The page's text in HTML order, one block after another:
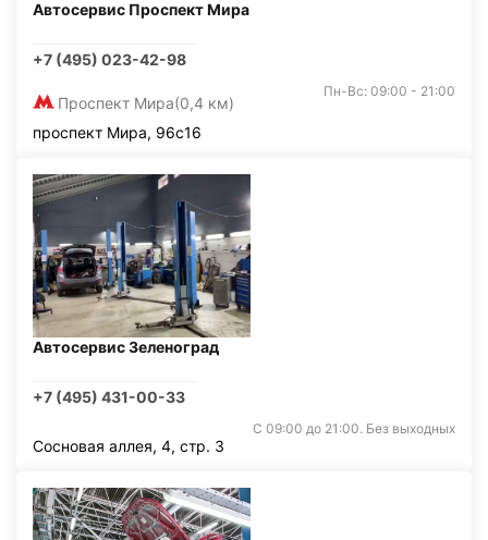
Автосервис Проспект Мира
+7 (495) 023-42-98
Проспект Мира(0,4 км)
Пн-Вс: 09:00 - 21:00
проспект Мира, 96с16
Автосервис Зеленоград
+7 (495) 431-00-33
С 09:00 до 21:00. Без выходных
Сосновая аллея, 4, стр. 3